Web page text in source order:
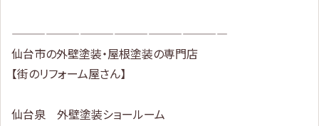
———————————————————
仙台市の外壁塗装・屋根塗装の専門店
【街のリフォーム屋さん】
仙台泉 外壁塗装ショールーム